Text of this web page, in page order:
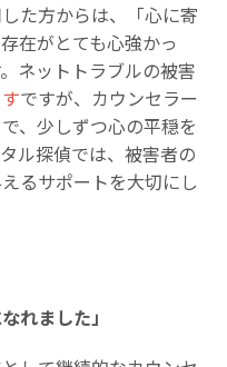
た方からは、「心に寄
在がとても心強かっ
ネットトラブルの被害
ですが、カウンセラー
、少しずつ心の平穏を
ル探偵では、被害者の
るサポートを大切にし
れました」